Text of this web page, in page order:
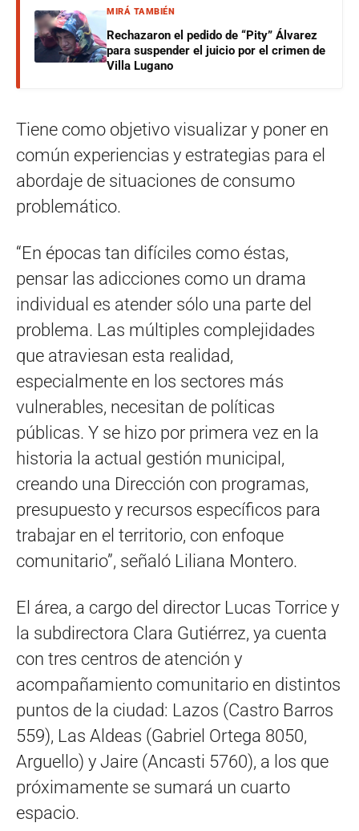
MIRÁ TAMBIÉN
Rechazaron el pedido de “Pity” Álvarez
para suspender el juicio por el crimen de
Villa Lugano
Tiene como objetivo visualizar y poner en
común experiencias y estrategias para el
abordaje de situaciones de consumo
problemático.
“En épocas tan difíciles como éstas,
pensar las adicciones como un drama
individual es atender sólo una parte del
problema. Las múltiples complejidades
que atraviesan esta realidad,
especialmente en los sectores más
vulnerables, necesitan de políticas
públicas. Y se hizo por primera vez en la
historia la actual gestión municipal,
creando una Dirección con programas,
presupuesto y recursos específicos para
trabajar en el territorio, con enfoque
comunitario”, señaló Liliana Montero.
El área, a cargo del director Lucas Torrice y
la subdirectora Clara Gutiérrez, ya cuenta
con tres centros de atención y
acompañamiento comunitario en distintos
puntos de la ciudad: Lazos (Castro Barros
559), Las Aldeas (Gabriel Ortega 8050,
Arguello) y Jaire (Ancasti 5760), a los que
próximamente se sumará un cuarto
espacio.